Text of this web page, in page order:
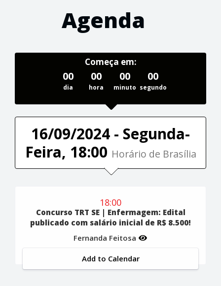
Agenda
Começa em:
00
dia
00
hora
00
minuto
00
segundo
16/09/2024 - Segunda-
Feira, 18:00 Horário de Brasília
18:00
Concurso TRT SE | Enfermagem: Edital
publicado com salário inicial de R$ 8.500!
Fernanda Feitosa
Add to Calendar